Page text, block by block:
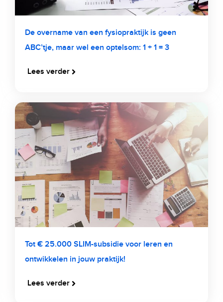
De overname van een fysiopraktijk is geen
ABC’tje, maar wel een optelsom: 1 + 1 = 3
Lees verder
Tot € 25.000 SLIM-subsidie voor leren en
ontwikkelen in jouw praktijk!
Lees verder